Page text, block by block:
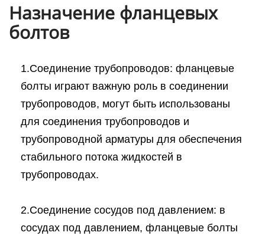
Назначение фланцевых
болтов
1.Соединение трубопроводов: фланцевые
болты играют важную роль в соединении
трубопроводов, могут быть использованы
для соединения трубопроводов и
трубопроводной арматуры для обеспечения
стабильного потока жидкостей в
трубопроводах.
2.Соединение сосудов под давлением: в
сосудах под давлением, фланцевые болты